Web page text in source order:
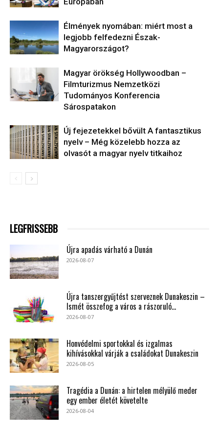
Élmények nyomában: miért most a
legjobb felfedezni Észak-
Magyarországot?
Magyar örökség Hollywoodban –
Filmturizmus Nemzetközi
Tudományos Konferencia
Sárospatakon
Új fejezetekkel bővült A fantasztikus
nyelv – Még közelebb hozza az
olvasót a magyar nyelv titkaihoz
LEGFRISSEBB
Újra apadás várható a Dunán
2026-08-07
Újra tanszergyűjtést szerveznek Dunakeszin –
Ismét összefog a város a rászoruló...
2026-08-07
Honvédelmi sportokkal és izgalmas
kihívásokkal várják a családokat Dunakeszin
2026-08-05
Tragédia a Dunán: a hirtelen mélyülő meder
egy ember életét követelte
2026-08-04